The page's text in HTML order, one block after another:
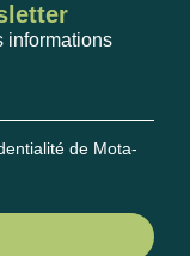
informations
de Mota-